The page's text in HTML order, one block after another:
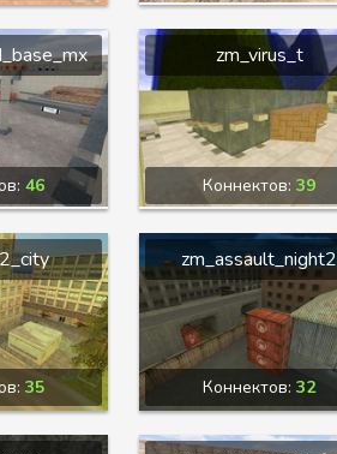
46 Коннектов: 39
zm_virus_t
35 Коннектов: 32
zm_assault_night2